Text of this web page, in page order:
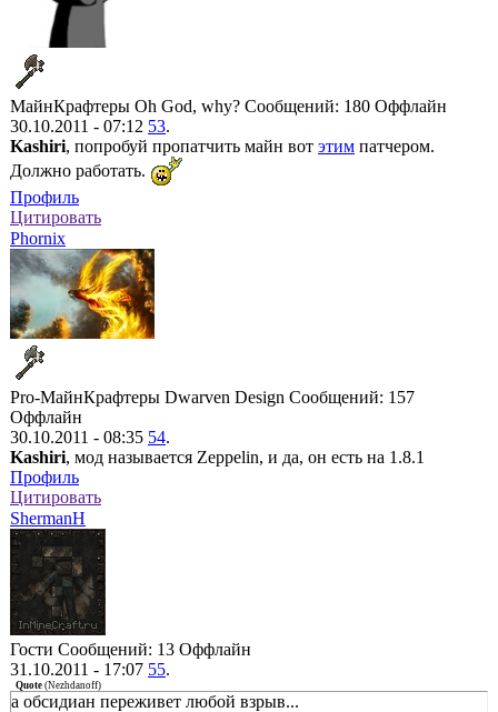
МайнКрафтеры Oh God, why? Сообщений: 180 Оффлайн
30.10.2011 - 07:12 53.
Kashiri, попробуй пропатчить майн вот этим патчером.
Должно работать.
Профиль
Цитировать
Phornix
Pro-МайнКрафтеры Dwarven Design Сообщений: 157
Оффлайн
30.10.2011 - 08:35 54.
Kashiri, мод называется Zeppelin, и да, он есть на 1.8.1
Профиль
Цитировать
ShermanH
Гости Сообщений: 13 Оффлайн
31.10.2011 - 17:07 55.
Quote (Nezhdanoff)
а обсидиан переживет любой взрыв...